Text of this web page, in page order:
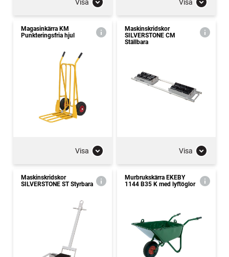
Visa Visa
Magasinkärra KM
Punkteringsfria hjul
Visa
Maskinskridskor
SILVERSTONE CM
Ställbara
Visa
Maskinskridskor
SILVERSTONE ST Styrbara
Murbrukskärra EKEBY
1144 B35 K med lyftöglor